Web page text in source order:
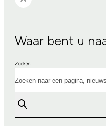
Waar bent u
Zoeken